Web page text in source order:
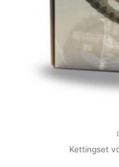
Kettingset